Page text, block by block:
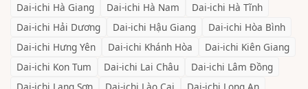
Dai-ichi Hà Giang Dai-ichi Hà Nam Dai-ichi Hà Tĩnh
Dai-ichi Hải Dương Dai-ichi Hậu Giang Dai-ichi Hòa Bình
Dai-ichi Hưng Yên Dai-ichi Khánh Hòa Dai-ichi Kiên Giang
Dai-ichi Kon Tum Dai-ichi Lai Châu Dai-ichi Lâm Đồng